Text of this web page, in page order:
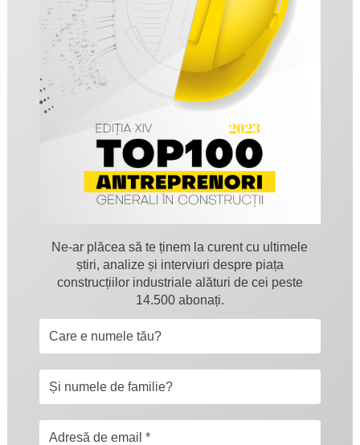
Ne-ar plăcea să te ținem la curent cu ultimele
știri, analize și interviuri despre piața
construcțiilor industriale alături de cei peste
14.500 abonați.